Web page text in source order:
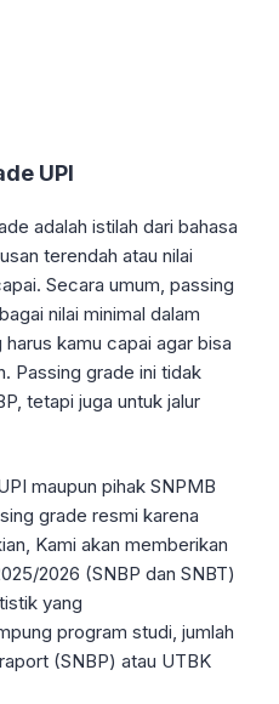
UPI
adalah istilah dari bahasa
terendah atau nilai
Secara umum, passing
nilai minimal dalam
kamu capai agar bisa
Passing grade ini tidak
tetapi juga untuk jalur
maupun pihak SNPMB
grade resmi karena
Kami akan memberikan
2026 (SNBP dan SNBT)
yang
program studi, jumlah
(SNBP) atau UTBK